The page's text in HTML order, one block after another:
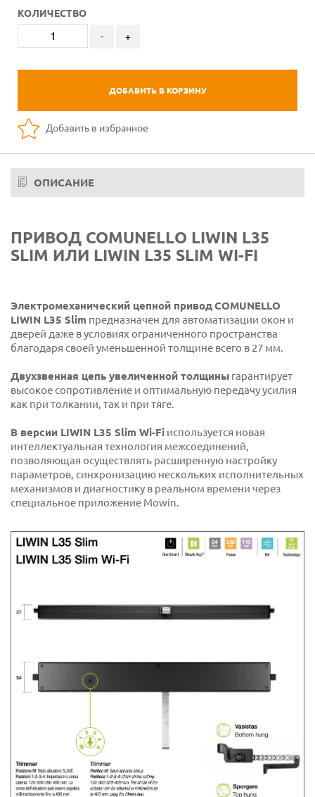
КОЛИЧЕСТВО
- +
ДОБАВИТЬ В КОРЗИНУ
Добавить в избранное
ОПИСАНИЕ
ПРИВОД COMUNELLO LIWIN L35
SLIM ИЛИ LIWIN L35 SLIM WI-FI
Электромеханический цепной приводCOMUNELLO
LIWIN L35 Slim предназначен для автоматизации окон и
дверей даже в условиях ограниченного пространства
благодаря своей уменьшенной толщине всего в 27 мм.
Двухзвенная цепь увеличенной толщины гарантирует
высокое сопротивление и оптимальную передачу усилия
как при толкании, так и при тяге.
В версии LIWIN L35 Slim Wi-Fi используется новая
интеллектуальная технология межсоединений,
позволяющая осуществлять расширенную настройку
параметров, синхронизацию нескольких исполнительных
механизмов и диагностику в реальном времени через
специальное приложение Mowin.